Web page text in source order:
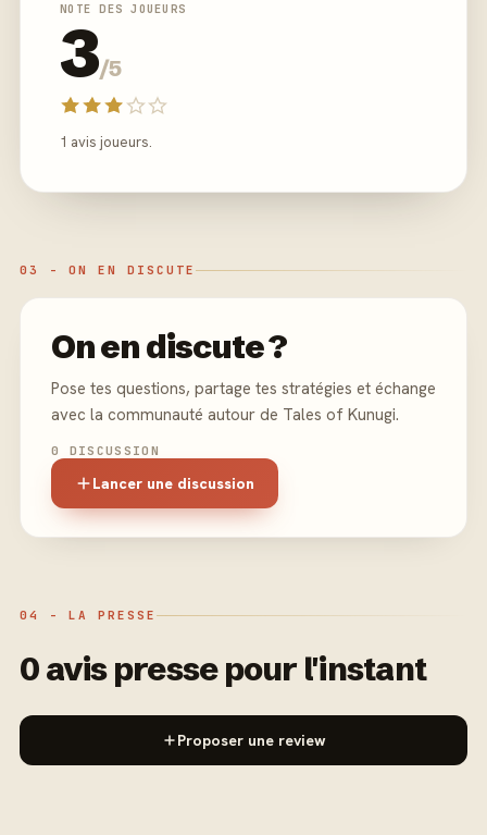
NOTE DES JOUEURS
3/5
1 avis joueurs.
03 - ON EN DISCUTE
On en discute ?
Pose tes questions, partage tes stratégies et échange
avec la communauté autour de Tales of Kunugi.
0 DISCUSSION
Lancer une discussion
04 - LA PRESSE
0 avis presse pour l'instant
Proposer une review